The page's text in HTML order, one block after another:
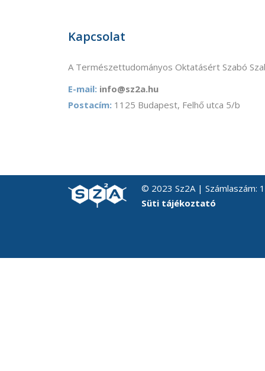
Kapcsolat
A Természettudományos Oktatásért Szabó
E-mail: info@sz2a.hu
Postacím: 1125 Budapest, Felhő utca 5/b
© 2023 Sz2A | Számlaszám:
Süti tájékoztató